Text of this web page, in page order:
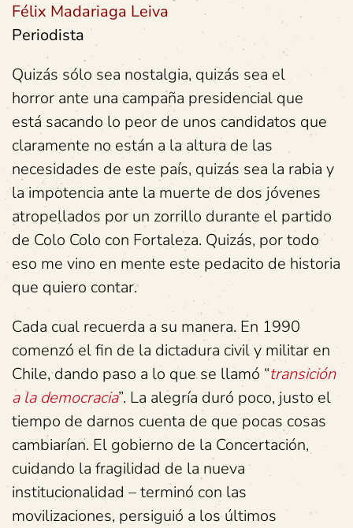
Félix Madariaga Leiva
Periodista
Quizás sólo sea nostalgia, quizás sea el
horror ante una campaña presidencial que
está sacando lo peor de unos candidatos que
claramente no están a la altura de las
necesidades de este país, quizás sea la rabia y
la impotencia ante la muerte de dos jóvenes
atropellados por un zorrillo durante el partido
de Colo Colo con Fortaleza. Quizás, por todo
eso me vino en mente este pedacito de historia
que quiero contar.
Cada cual recuerda a su manera. En 1990
comenzó el fin de la dictadura civil y militar en
Chile, dando paso a lo que se llamó “transición
a la democracia”. La alegría duró poco, justo el
tiempo de darnos cuenta de que pocas cosas
cambiarían. El gobierno de la Concertación,
cuidando la fragilidad de la nueva
institucionalidad – terminó con las
movilizaciones, persiguió a los últimos